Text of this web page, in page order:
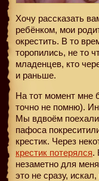
Хочу рассказать
ребёнком, мои
окрестить. В то
торопились, не то
младенцев, кто
и раньше.
На тот момент мне
точно не помню).
Мы вдвоём
пафоса
крестик. Через
крестик потерялся.
незаметно для
это не сразу,